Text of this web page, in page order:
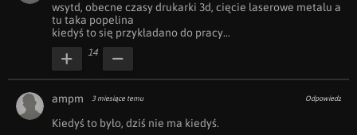
wsytd, obecne czasy drukarki 3d, cięcie laserowe metalu a
tu taka popelina
kiedyś to się przykładano do pracy...
14
ampm 3 miesiące temu Odpowiedz
Kiedyś to było, dziś nie ma kiedyś.